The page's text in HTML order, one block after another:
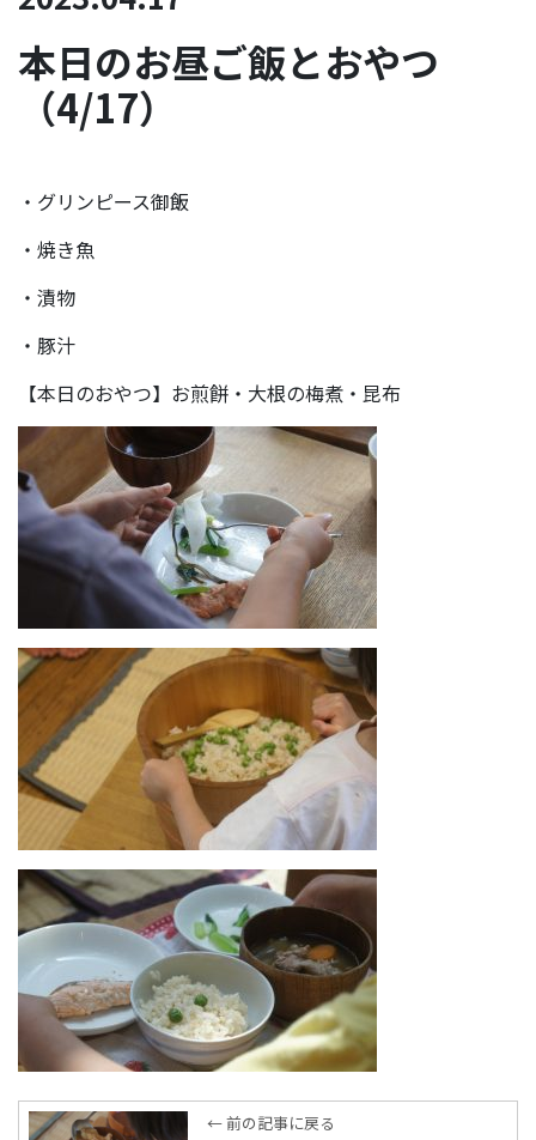
本日のお昼ご飯とおやつ
（4/17）
・グリンピース御飯
・焼き魚
・漬物
・豚汁
【本日のおやつ】お煎餅・大根の梅煮・昆布
← 前の記事に戻る